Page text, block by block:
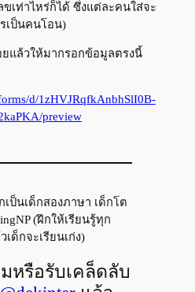
ขเท่าไหร่ก็ได้ ซึ่งแต่ละคนใส่จะ
เป็นคนโอน)
ยแล้วให้มากรอกข้อมูลตรงนี้
d/1zHVJRqfkAnbhSlI0B-
preview
เป็นเด็กสองภาษา เด็กโต
(ฝึกให้เรียนรู้ทุก
เด็กจะเรียนเก่ง)
หรือรับเคล็ดลับ